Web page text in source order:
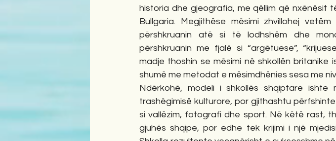
historia dhe gjeografia, me qëllim që nxënësit
Bullgaria. Megjithëse mësimi zhvillohej
përshkruanin atë si të lodhshëm dhe
përshkruanin me fjalë si “argëtuese”,
madje thoshin se mësimi në shkollën
shumë me metodat e mësimdhënies sesa me
Ndërkohë, modeli i shkollës shqiptare
trashëgimisë kulturore, por gjithashtu
si vallëzim, fotografi dhe sport. Në këtë rast,
gjuhës shqipe, por edhe tek krijimi i një